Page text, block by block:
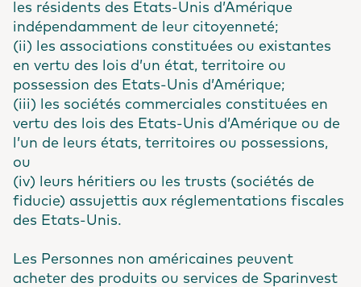
les résidents des Etats-Unis d’Amérique
indépendamment de leur citoyenneté;
(ii) les associations constituées ou existantes
en vertu des lois d’un état, territoire ou
possession des Etats-Unis d’Amérique;
(iii) les sociétés commerciales constituées en
vertu des lois des Etats-Unis d’Amérique ou de
l’un de leurs états, territoires ou possessions,
ou
(iv) leurs héritiers ou les trusts (sociétés de
fiducie) assujettis aux réglementations fiscales
des Etats-Unis.
Les Personnes non américaines peuvent
acheter des produits ou services de Sparinvest